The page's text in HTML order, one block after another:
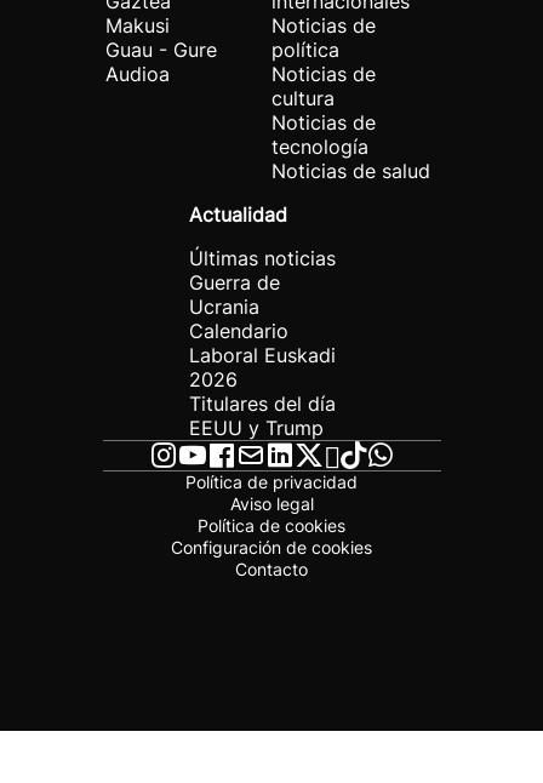
Makusi
Guau - Gure
Audioa
Noticias de
política
Noticias de
cultura
Noticias de
tecnología
Noticias de salud
Actualidad
Últimas noticias
Guerra de
Ucrania
Calendario
Laboral Euskadi
2026
Titulares del día
EEUU y Trump
Política de privacidad
Aviso legal
Política de cookies
Configuración de cookies
Contacto